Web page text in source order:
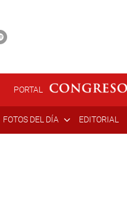
PORTAL
FOTOS DEL DÍA EDITORIAL